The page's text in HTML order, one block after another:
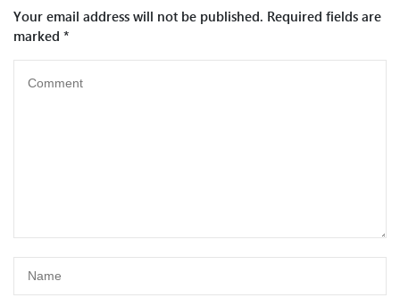
Your email address will not be published. Required fields are
marked *